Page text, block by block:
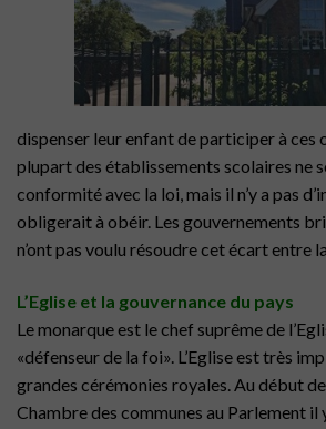
dispenser leur enfant de participer à ces
plupart des établissements scolaires ne
conformité avec la loi, mais il n’y a pas
obligerait à obéir. Les gouvernements
n’ont pas voulu résoudre cet écart entre
L’Eglise et la gouvernance du pays
Le monarque est le chef suprême de
«défenseur de la foi». L’Eglise est très
grandes cérémonies royales. Au début
Chambre des communes au Parlement il